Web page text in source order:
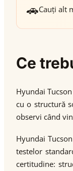
🚗Cauți alt
Ce
Hyundai
cu o structură
observi când
Hyundai
testelor
certitudine: